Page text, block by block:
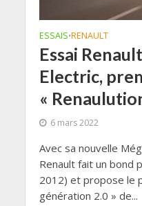
ESSAIS•RENAULT
Essai
Electric,
«
6 mars 2022
Avec sa nouvelle
Renault fait un bond
2012) et propose le
génération 2.0 » de...